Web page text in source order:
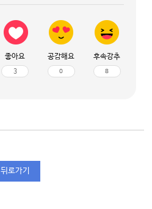
좋아요
3
공감해요
0
후속강추
8
뒤로가기